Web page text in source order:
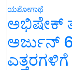
ಯಶೋಗಾಥೆ
ಅಭಿಷೇಕ್
ಅರ್ಜುನ್
ಎತ್ತರಗಳಿಗೆ